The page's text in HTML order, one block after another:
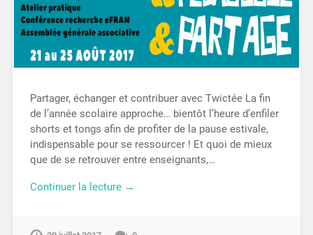
Partager, échanger et contribuer avec Twictée La fin
de l’année scolaire approche… bientôt l’heure d’enfiler
shorts et tongs afin de profiter de la pause estivale,
indispensable pour se ressourcer ! Et quoi de mieux
que de se retrouver entre enseignants,…
Continuer la lecture →